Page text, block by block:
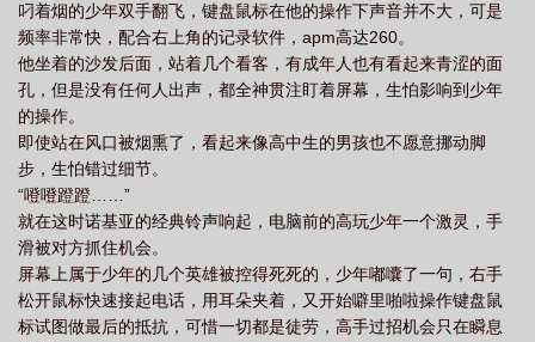
叼着烟的少年双手翻飞，键盘鼠标在他的操作下声音并不大，可是
频率非常快，配合右上角的记录软件，apm高达260。
他坐着的沙发后面，站着几个看客，有成年人也有看起来青涩的面
孔，但是没有任何人出声，都全神贯注盯着屏幕，生怕影响到少年
的操作。
即使站在风口被烟熏了，看起来像高中生的男孩也不愿意挪动脚
步，生怕错过细节。
“噔噔蹬蹬……”
就在这时诺基亚的经典铃声响起，电脑前的高玩少年一个激灵，手
滑被对方抓住机会。
屏幕上属于少年的几个英雄被控得死死的，少年嘟囔了一句，右手
松开鼠标快速接起电话，用耳朵夹着，又开始噼里啪啦操作键盘鼠
标试图做最后的抵抗，可惜一切都是徒劳，高手过招机会只在瞬息